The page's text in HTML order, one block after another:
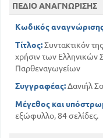
ΠΕΔΙΟ ΑΝΑΓΝΩΡΙΣΗΣ
Κωδικός
Τίτλος:Συντακτικόν
χρήσιν των Ελληνικών
Παρθεναγωγείων
Συγγραφέας:Δανιήλ
Μέγεθος και
εξώφυλλο, 84 σελίδες.